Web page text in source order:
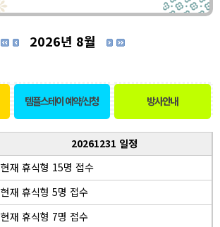
2026년 8월
템플스테이 예약/신청 방사안내
20261231 일정
현재 휴식형 15명 접수
현재 휴식형 5명 접수
현재 휴식형 7명 접수